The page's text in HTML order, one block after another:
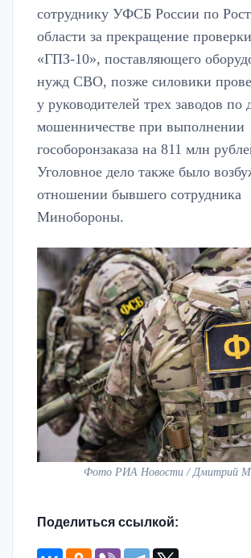
сотруднику УФСБ России по
области за прекращение
«ГПЗ-10», поставляющего
нужд СВО, позже силовики
у руководителей трех заводов по
мошенничестве при выполнении
гособоронзаказа на 811 млн
Уголовное дело также было
отношении бывшего сотрудника
Минобороны.
Фото РИА Новости / Дмитрий
Поделиться ссылкой: